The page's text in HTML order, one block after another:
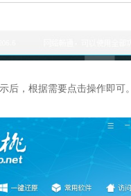
后，根据需要点击操作即可。